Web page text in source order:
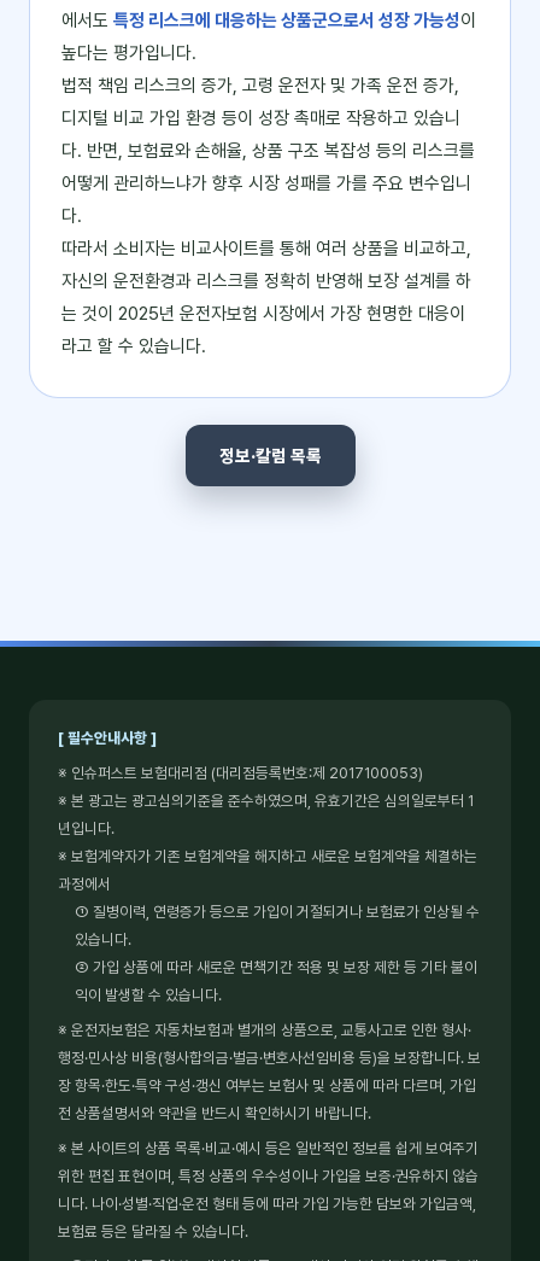
에서도 특정 리스크에 대응하는 상품군으로서 성장 가능성이
높다는 평가입니다.
법적 책임 리스크의 증가, 고령 운전자 및 가족 운전 증가,
디지털 비교 가입 환경 등이 성장 촉매로 작용하고 있습니
다. 반면, 보험료와 손해율, 상품 구조 복잡성 등의 리스크를
어떻게 관리하느냐가 향후 시장 성패를 가를 주요 변수입니
다.
따라서 소비자는 비교사이트를 통해 여러 상품을 비교하고,
자신의 운전환경과 리스크를 정확히 반영해 보장 설계를 하
는 것이 2025년 운전자보험 시장에서 가장 현명한 대응이
라고 할 수 있습니다.
정보·칼럼 목록
[ 필수안내사항 ]
※ 인슈퍼스트 보험대리점 (대리점등록번호:제 2017100053)
※ 본 광고는 광고심의기준을 준수하였으며, 유효기간은 심의일로부터 1
년입니다.
※ 보험계약자가 기존 보험계약을 해지하고 새로운 보험계약을 체결하는
과정에서
① 질병이력, 연령증가 등으로 가입이 거절되거나 보험료가 인상될 수
있습니다.
② 가입 상품에 따라 새로운 면책기간 적용 및 보장 제한 등 기타 불이
익이 발생할 수 있습니다.
※ 운전자보험은 자동차보험과 별개의 상품으로, 교통사고로 인한 형사·
행정·민사상 비용(형사합의금·벌금·변호사선임비용 등)을 보장합니다. 보
장 항목·한도·특약 구성·갱신 여부는 보험사 및 상품에 따라 다르며, 가입
전 상품설명서와 약관을 반드시 확인하시기 바랍니다.
※ 본 사이트의 상품 목록·비교·예시 등은 일반적인 정보를 쉽게 보여주기
위한 편집 표현이며, 특정 상품의 우수성이나 가입을 보증·권유하지 않습
니다. 나이·성별·직업·운전 형태 등에 따라 가입 가능한 담보와 가입금액,
보험료 등은 달라질 수 있습니다.